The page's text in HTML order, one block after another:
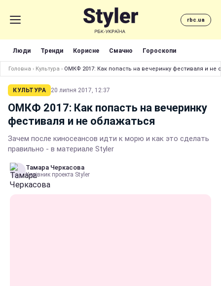
rbc.ua
Люди Тренди Корисне Смачно Гороскопи
Головна › Культура › ОМКФ 2017: Как попасть на вечеринку фестиваля и не
КУЛЬТУРА 20 липня 2017, 12:37
ОМКФ 2017: Как попасть на вечеринку
фестиваля и не облажаться
Зачем после киносеансов идти к морю и как это сделать
правильно - в материале Styler
Тамара Черкасова
Керівник проекта Styler